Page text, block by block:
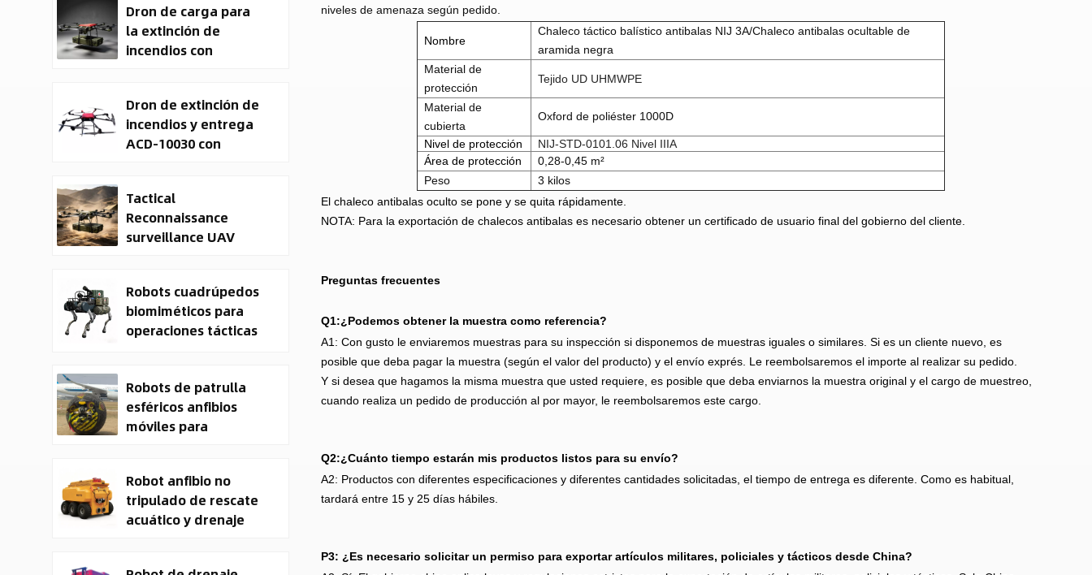
niveles de amenaza según pedido.
Nombre
Chaleco táctico balístico antibalas NIJ 3A/Chaleco antibalas ocultable de
aramida negra
Material de
protección
Tejido UD UHMWPE
Material de
cubierta
Oxford de poliéster 1000D
Nivel de protección
NIJ-STD-0101.06 Nivel IIIA
Área de protección
0,28-0,45 m²
Peso
3 kilos
El chaleco antibalas oculto se pone y se quita rápidamente.
NOTA: Para la exportación de chalecos antibalas es necesario obtener un certificado de usuario final del gobierno del cliente.
Preguntas frecuentes
Q1:¿Podemos obtener la muestra como referencia?
A1: Con gusto le enviaremos muestras para su inspección si disponemos de muestras iguales o similares. Si es un cliente nuevo, es
posible que deba pagar la muestra (según el valor del producto) y el envío exprés. Le reembolsaremos el importe al realizar su pedido.
Y si desea que hagamos la misma muestra que usted requiere, es posible que deba enviarnos la muestra original y el cargo de muestreo,
cuando realiza un pedido de producción al por mayor, le reembolsaremos este cargo.
Q2:¿Cuánto tiempo estarán mis productos listos para su envío?
A2: Productos con diferentes especificaciones y diferentes cantidades solicitadas, el tiempo de entrega es diferente. Como es habitual,
tardará entre 15 y 25 días hábiles.
P3: ¿Es necesario solicitar un permiso para exportar artículos militares, policiales y tácticos desde China?
Dron de carga para
la extinción de
incendios con
Dron de extinción de
incendios y entrega
ACD-10030 con
Tactical
Reconnaissance
surveillance UAV
Drone Manufacturer
Robots cuadrúpedos
biomiméticos para
operaciones tácticas
Robots de patrulla
esféricos anfibios
móviles para
Robot anfibio no
tripulado de rescate
acuático y drenaje